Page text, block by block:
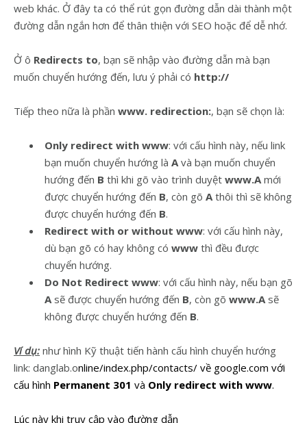
web khác. Ở đây ta có thể rút gọn đường dẫn dài thành một
đường dẫn ngắn hơn để thân thiện với SEO hoặc để dễ nhớ.
Ở ô Redirects to, bạn sẽ nhập vào đường dẫn mà bạn
muốn chuyển hướng đến, lưu ý phải có http://
Tiếp theo nữa là phần www. redirection:, bạn sẽ chọn là:
Only redirect with www: với cấu hình này, nếu link
bạn muốn chuyển hướng là Avà bạn muốn chuyển
hướng đến B thì khi gõ vào trình duyệt www.Amới
được chuyển hướng đến B, còn gõ Athôi thì sẽ không
được chuyển hướng đến B.
Redirect with or without www: với cấu hình này,
dù bạn gõ có hay không có www thì đều được
chuyển hướng.
Do Not Redirect www: với cấu hình này, nếu bạn gõ
Asẽ được chuyển hướng đến B, còn gõ www.Asẽ
không được chuyển hướng đến B.
Ví dụ: như hình Kỹ thuật tiến hành cấu hình chuyển hướng
link: danglab.online/index.php/contacts/ về google.com với
cấu hình Permanent 301 và Only redirect with www.
Lúc này khi truy cập vào đường dẫn